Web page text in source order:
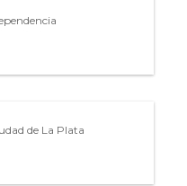
de La Plata